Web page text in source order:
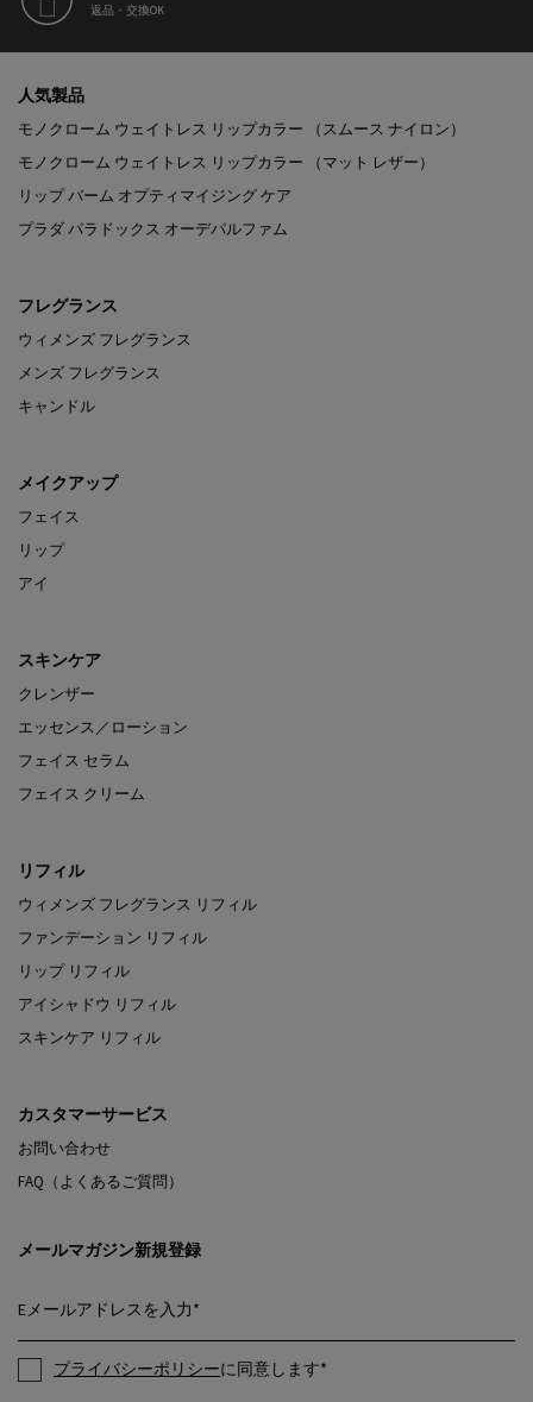
返品・交換OK
人気製品
モノクローム ウェイトレス リップカラー （スムース ナイロン）
モノクローム ウェイトレス リップカラー （マット レザー）
リップ バーム オプティマイジング ケア
プラダ パラドックス オーデパルファム
フレグランス
ウィメンズ フレグランス
メンズ フレグランス
キャンドル
メイクアップ
フェイス
リップ
アイ
スキンケア
クレンザー
エッセンス／ローション
フェイス セラム
フェイス クリーム
リフィル
ウィメンズ フレグランス リフィル
ファンデーション リフィル
リップ リフィル
アイシャドウ リフィル
スキンケア リフィル
カスタマーサービス
お問い合わせ
FAQ（よくあるご質問）
メールマガジン新規登録
Eメールアドレスを入力*
プライバシーポリシーに同意します*